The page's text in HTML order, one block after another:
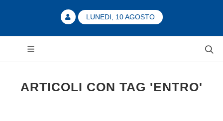
LUNEDI, 10 AGOSTO
ARTICOLI CON TAG 'ENTRO'